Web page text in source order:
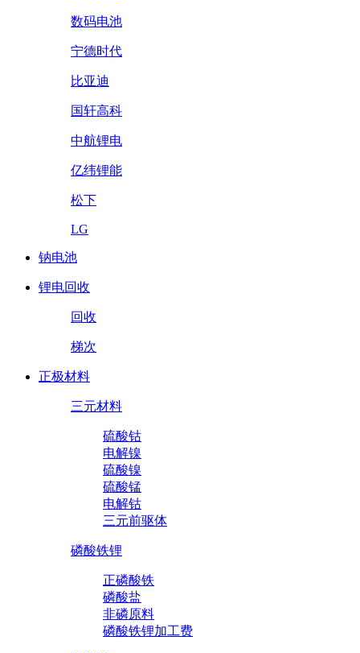
数码电池
宁德时代
比亚迪
国轩高科
中航锂电
亿纬锂能
松下
LG
钠电池
锂电回收
回收
梯次
正极材料
三元材料
硫酸钴
电解镍
硫酸镍
硫酸锰
电解钴
三元前驱体
磷酸铁锂
正磷酸铁
磷酸盐
非磷原料
磷酸铁锂加工费